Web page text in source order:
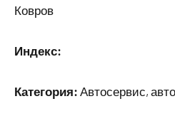
Ковров
Индекс:
Категория: Автосервис,